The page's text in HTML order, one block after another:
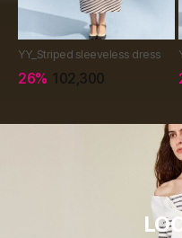
YY_Striped sleeveless dress
26% 102,300